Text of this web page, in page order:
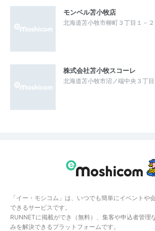
モンベル苫小牧店
北海道苫小牧市柳町３丁目１－２
株式会社苫小牧スコーレ
北海道苫小牧市沼ノ端中央３丁目
「イー・モシコム」は、いつでも簡単にイベントや
できるサービスです。
RUNNETに掲載ができ（無料）、集客や申込者管理
みを解決できるプラットフォームです。